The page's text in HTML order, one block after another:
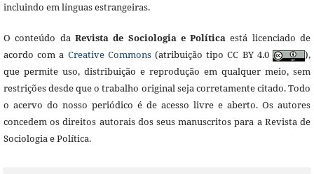
incluindo em línguas estrangeiras.
O conteúdo da Revista de Sociologia e Política está licenciado de
acordo com a Creative Commons(atribuição tipo CC BY 4.0
),
que permite uso, distribuição e reprodução em qualquer meio, sem
restrições desde que o trabalho original seja corretamente citado. Todo
o acervo do nosso periódico é de acesso livre e aberto. Os autores
concedem os direitos autorais dos seus manuscritos para a Revista de
Sociologia e Política.